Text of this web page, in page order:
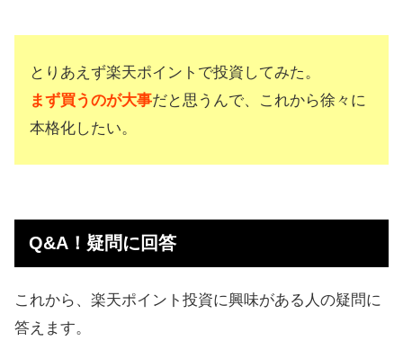
とりあえず楽天ポイントで投資してみた。
まず買うのが大事だと思うんで、これから徐々に
本格化したい。
Q&A！疑問に回答
これから、楽天ポイント投資に興味がある人の疑問に
答えます。